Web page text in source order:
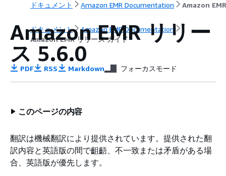
ドキュメント Amazon EMR Documentation
ドキュメント
Amazon EMR Documentation
Amazon EMR リリース ガイド
Amazon EMR リリー
ス 5.6.0
PDF RSS Markdown フォーカスモード
このページの内容
翻訳は機械翻訳により提供されています。提供された翻
訳内容と英語版の間で齟齬、不一致または矛盾がある場
合、英語版が優先します。